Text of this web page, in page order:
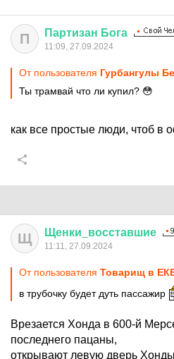
П Партизан Бога
11:09, 27.09.2024
От пользователя Гурбангулы
Ты трамвай что ли купил? 😳
как все простые люди, чтоб в
Щ Щенки восставшие
11:11, 27.09.2024
От пользователя Товарищ в
в трубочку будет дуть пассажир
Врезается Хонда в 600-й
последнего пацаны,
открывают левую дверь